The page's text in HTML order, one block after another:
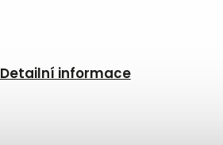
Detailní informace